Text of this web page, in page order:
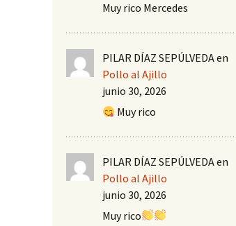
Muy rico Mercedes
PILAR DÍAZ SEPÚLVEDAen
Pollo al Ajillo
junio 30, 2026
Muy rico
PILAR DÍAZ SEPÚLVEDAen
Pollo al Ajillo
junio 30, 2026
Muy rico